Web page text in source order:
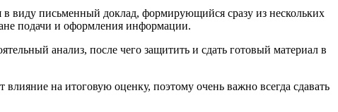
виду письменный доклад, формирующийся сразу из нескольких
подачи и оформления информации.
анализ, после чего защитить и сдать готовый материал в
на итоговую оценку, поэтому очень важно всегда сдавать